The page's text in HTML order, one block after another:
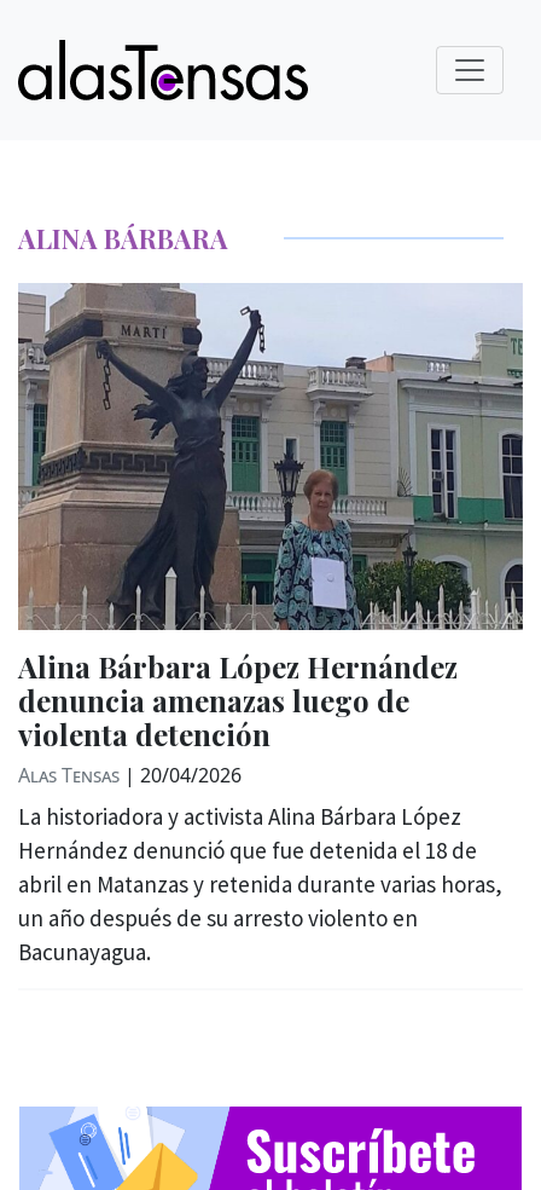
ALINA BÁRBARA
Alina Bárbara López Hernández
denuncia amenazas luego de
violenta detención
Alas Tensas | 20/04/2026
La historiadora y activista Alina Bárbara López
Hernández denunció que fue detenida el 18 de
abril en Matanzas y retenida durante varias horas,
un año después de su arresto violento en
Bacunayagua.